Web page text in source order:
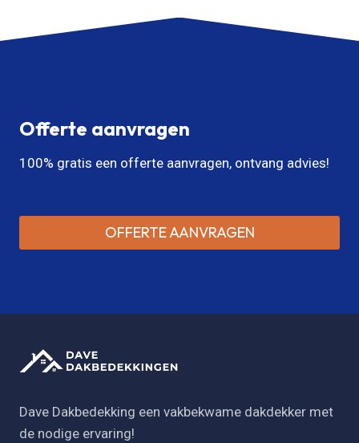
Offerte aanvragen
100% gratis een offerte aanvragen, ontvang advies!
OFFERTE AANVRAGEN
Dave Dakbedekking een vakbekwame dakdekker met
de nodige ervaring!